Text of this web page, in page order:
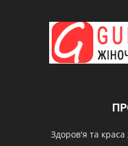
Здоров'я та краса